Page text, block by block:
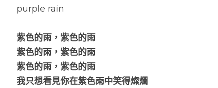
purple rain
紫色的雨，紫色的雨
紫色的雨，紫色的雨
紫色的雨，紫色的雨
我只想看見你在紫色雨中笑得燦爛